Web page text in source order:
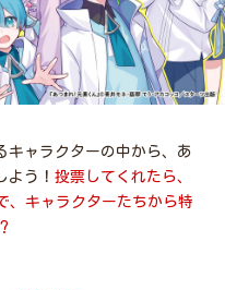
品投稿ガイドライン
キャラクターの中から、あ
よう！ 投票してくれたら、
、キャラクターたちから特